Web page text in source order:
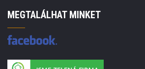
MEGTALÁLHAT MINKET